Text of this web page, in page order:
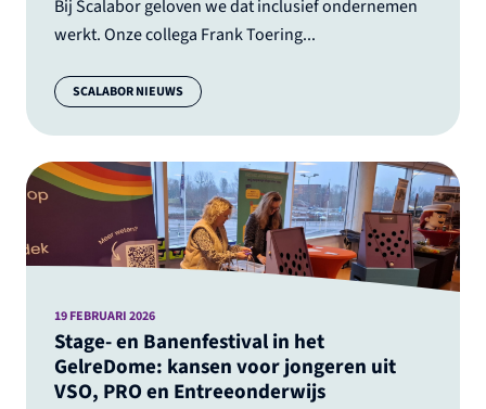
Bij Scalabor geloven we dat inclusief ondernemen
werkt. Onze collega Frank Toering...
Categorie:
SCALABOR NIEUWS
Stage- en Banenfestival in het
GelreDome: kansen voor jongeren uit
VSO, PRO en Entreeonderwijs
19 FEBRUARI 2026